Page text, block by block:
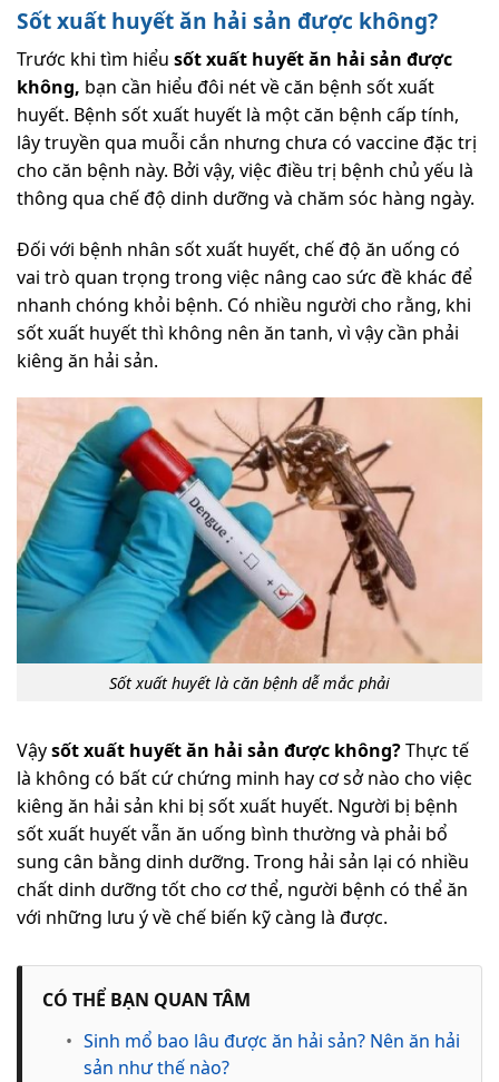
Sốt xuất huyết ăn hải sản được không?
Trước khi tìm hiểu sốt xuất huyết ăn hải sản được
không, bạn cần hiểu đôi nét về căn bệnh sốt xuất
huyết. Bệnh sốt xuất huyết là một căn bệnh cấp tính,
lây truyền qua muỗi cắn nhưng chưa có vaccine đặc trị
cho căn bệnh này. Bởi vậy, việc điều trị bệnh chủ yếu là
thông qua chế độ dinh dưỡng và chăm sóc hàng ngày.
Đối với bệnh nhân sốt xuất huyết, chế độ ăn uống có
vai trò quan trọng trong việc nâng cao sức đề khác để
nhanh chóng khỏi bệnh. Có nhiều người cho rằng, khi
sốt xuất huyết thì không nên ăn tanh, vì vậy cần phải
kiêng ăn hải sản.
Sốt xuất huyết là căn bệnh dễ mắc phải
Vậysốt xuất huyết ăn hải sản được không?Thực tế
là không có bất cứ chứng minh hay cơ sở nào cho việc
kiêng ăn hải sản khi bị sốt xuất huyết. Người bị bệnh
sốt xuất huyết vẫn ăn uống bình thường và phải bổ
sung cân bằng dinh dưỡng. Trong hải sản lại có nhiều
chất dinh dưỡng tốt cho cơ thể, người bệnh có thể ăn
với những lưu ý về chế biến kỹ càng là được.
CÓ THỂ BẠN QUAN TÂM
• Sinh mổ bao lâu được ăn hải sản? Nên ăn hải
sản như thế nào?